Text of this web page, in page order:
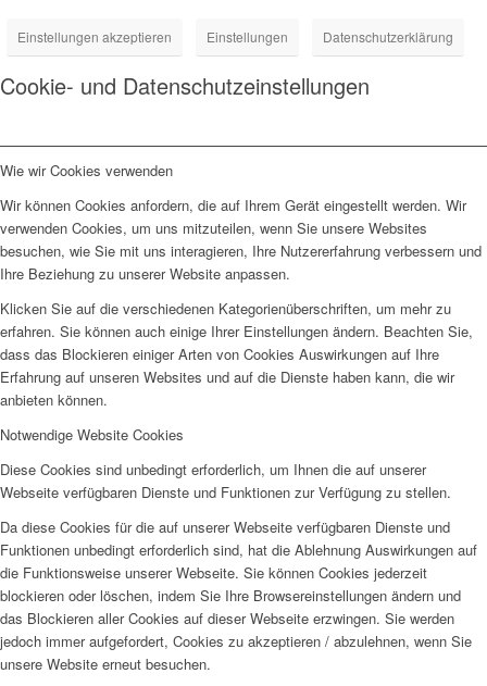
Einstellungen akzeptieren Einstellungen Datenschutzerklärung
Cookie- und Datenschutzeinstellungen
Wie wir Cookies verwenden
Wir können Cookies anfordern, die auf Ihrem Gerät eingestellt werden. Wir
verwenden Cookies, um uns mitzuteilen, wenn Sie unsere Websites
besuchen, wie Sie mit uns interagieren, Ihre Nutzererfahrung verbessern und
Ihre Beziehung zu unserer Website anpassen.
Klicken Sie auf die verschiedenen Kategorienüberschriften, um mehr zu
erfahren. Sie können auch einige Ihrer Einstellungen ändern. Beachten Sie,
dass das Blockieren einiger Arten von Cookies Auswirkungen auf Ihre
Erfahrung auf unseren Websites und auf die Dienste haben kann, die wir
anbieten können.
Notwendige Website Cookies
Diese Cookies sind unbedingt erforderlich, um Ihnen die auf unserer
Webseite verfügbaren Dienste und Funktionen zur Verfügung zu stellen.
Da diese Cookies für die auf unserer Webseite verfügbaren Dienste und
Funktionen unbedingt erforderlich sind, hat die Ablehnung Auswirkungen auf
die Funktionsweise unserer Webseite. Sie können Cookies jederzeit
blockieren oder löschen, indem Sie Ihre Browsereinstellungen ändern und
das Blockieren aller Cookies auf dieser Webseite erzwingen. Sie werden
jedoch immer aufgefordert, Cookies zu akzeptieren / abzulehnen, wenn Sie
unsere Website erneut besuchen.